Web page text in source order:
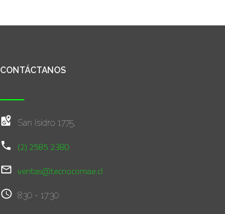
CONTÁCTANOS
San Isidro 1775,
(2) 2585 2380
ventas@tecnocomae.cl
8:30 - 17:30